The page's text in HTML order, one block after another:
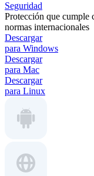
Seguridad
Protección que cumple
normas internacionales
Descargar
para Windows
Descargar
para Mac
Descargar
para Linux